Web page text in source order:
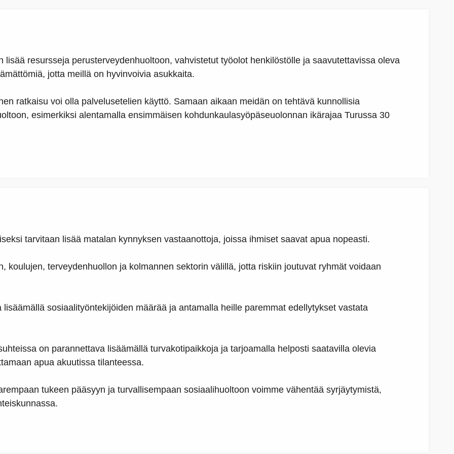
resursseja perusterveydenhuoltoon, vahvistetut työolot henkilöstölle ja saavutettavissa oleva
jotta meillä on hyvinvoivia asukkaita.
ratkaisu voi olla palvelusetelien käyttö. Samaan aikaan meidän on tehtävä kunnollisia
esimerkiksi alentamalla ensimmäisen kohdunkaulasyöpäseuolonnan ikärajaa Turussa 30
tarvitaan lisää matalan kynnyksen vastaanottoja, joissa ihmiset saavat apua nopeasti.
koulujen, terveydenhuollon ja kolmannen sektorin välillä, jotta riskiin joutuvat ryhmät voidaan
sosiaalityöntekijöiden määrää ja antamalla heille paremmat edellytykset vastata
on parannettava lisäämällä turvakotipaikkoja ja tarjoamalla helposti saatavilla olevia
apua akuutissa tilanteessa.
tukeen pääsyyn ja turvallisempaan sosiaalihuoltoon voimme vähentää syrjäytymistä,